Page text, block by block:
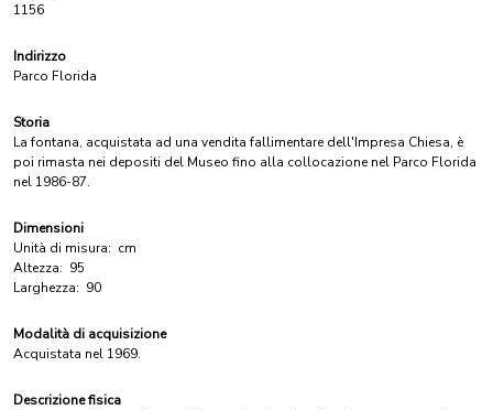
1156
Indirizzo
Parco Florida
Storia
La fontana, acquistata ad una vendita fallimentare dell'Impresa Chiesa, è
poi rimasta nei depositi del Museo fino alla collocazione nel Parco Florida
nel 1986-87.
Dimensioni
Unità di misura: cm
Altezza: 95
Larghezza: 90
Modalità di acquisizione
Acquistata nel 1969.
Descrizione fisica